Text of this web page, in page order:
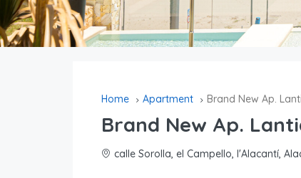
Home Apartment Brand New Ap.
Brand New Ap.
calle Sorolla, el Campello, l'Alacantí,